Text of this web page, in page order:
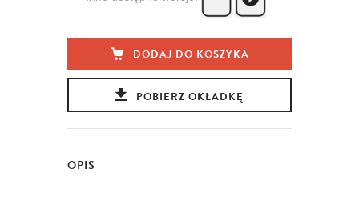
DODAJ DO KOSZYKA
POBIERZ OKŁADKĘ
OPIS